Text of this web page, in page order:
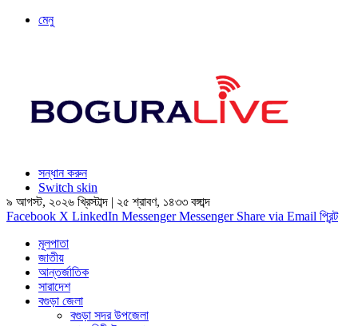
মেনু
সন্ধান করুন
Switch skin
৯ আগস্ট, ২০২৬ খ্রিস্টাব্দ | ২৫ শ্রাবণ, ১৪৩৩ বঙ্গাব্দ
Facebook X LinkedIn Messenger Messenger Share via Email প্রিন্ট
মূলপাতা
জাতীয়
আন্তর্জাতিক
সারাদেশ
বগুড়া জেলা
বগুড়া সদর উপজেলা